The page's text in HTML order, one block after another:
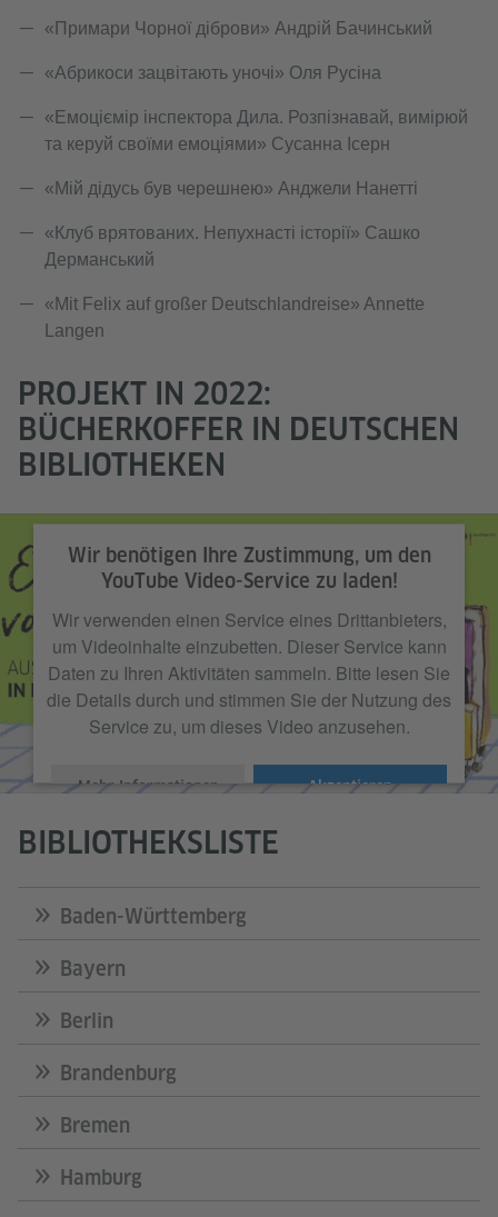
«Примари Чорної діброви» Андрій Бачинський
«Абрикоси зацвітають уночі» Оля Русіна
«Емоціємір інспектора Дила. Розпізнавай, вимірюй
та керуй своїми емоціями» Сусанна Ісерн
«Мій дідусь був черешнею» Анджели Нанетті
«Клуб врятованих. Непухнасті історії» Сашко
Дерманський
«Mit Felix auf großer Deutschlandreise» Annette
Langen
PROJEKT IN 2022:
BÜCHERKOFFER IN DEUTSCHEN
BIBLIOTHEKEN
Wir benötigen Ihre Zustimmung, um den
YouTube Video-Service zu laden!
Wir verwenden einen Service eines Drittanbieters,
um Videoinhalte einzubetten. Dieser Service kann
Daten zu Ihren Aktivitäten sammeln. Bitte lesen Sie
die Details durch und stimmen Sie der Nutzung des
Service zu, um dieses Video anzusehen.
Mehr Informationen Akzeptieren
BIBLIOTHEKSLISTE
Baden-Württemberg
Bayern
Berlin
Brandenburg
Bremen
Hamburg